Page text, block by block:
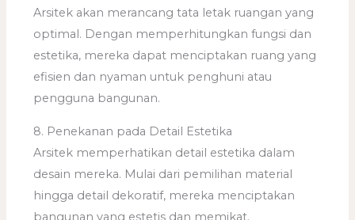
Arsitek akan merancang tata letak ruangan yang
optimal. Dengan memperhitungkan fungsi dan
estetika, mereka dapat menciptakan ruang yang
efisien dan nyaman untuk penghuni atau
pengguna bangunan.
8. Penekanan pada Detail Estetika
Arsitek memperhatikan detail estetika dalam
desain mereka. Mulai dari pemilihan material
hingga detail dekoratif, mereka menciptakan
bangunan yang estetis dan memikat.